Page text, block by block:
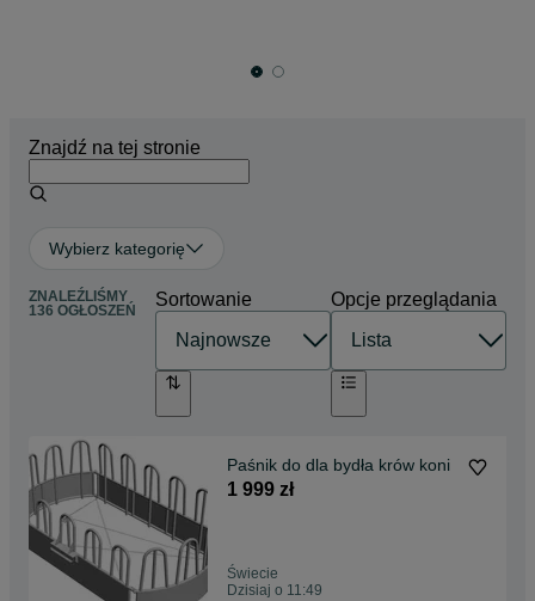
Znajdź na tej stronie
Wybierz kategorię
ZNALEŹLIŚMY
136 OGŁOSZEŃ
Sortowanie Opcje przeglądania
Paśnik do dla bydła krów koni
1 999 zł
Świecie
Dzisiaj o 11:49